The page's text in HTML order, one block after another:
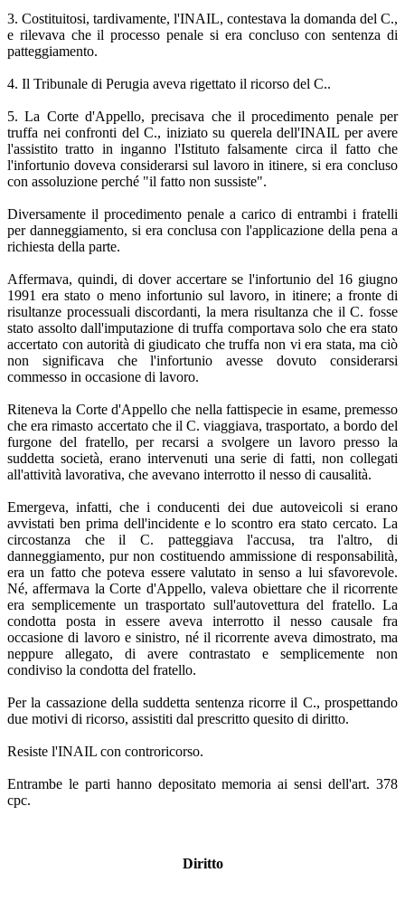
3. Costituitosi, tardivamente, l'INAIL, contestava la domanda del C.,
e rilevava che il processo penale si era concluso con sentenza di
patteggiamento.
4. Il Tribunale di Perugia aveva rigettato il ricorso del C..
5. La Corte d'Appello, precisava che il procedimento penale per
truffa nei confronti del C., iniziato su querela dell'INAIL per avere
l'assistito tratto in inganno l'Istituto falsamente circa il fatto che
l'infortunio doveva considerarsi sul lavoro in itinere, si era concluso
con assoluzione perché "il fatto non sussiste".
Diversamente il procedimento penale a carico di entrambi i fratelli
per danneggiamento, si era conclusa con l'applicazione della pena a
richiesta della parte.
Affermava, quindi, di dover accertare se l'infortunio del 16 giugno
1991 era stato o meno infortunio sul lavoro, in itinere; a fronte di
risultanze processuali discordanti, la mera risultanza che il C. fosse
stato assolto dall'imputazione di truffa comportava solo che era stato
accertato con autorità di giudicato che truffa non vi era stata, ma ciò
non significava che l'infortunio avesse dovuto considerarsi
commesso in occasione di lavoro.
Riteneva la Corte d'Appello che nella fattispecie in esame, premesso
che era rimasto accertato che il C. viaggiava, trasportato, a bordo del
furgone del fratello, per recarsi a svolgere un lavoro presso la
suddetta società, erano intervenuti una serie di fatti, non collegati
all'attività lavorativa, che avevano interrotto il nesso di causalità.
Emergeva, infatti, che i conducenti dei due autoveicoli si erano
avvistati ben prima dell'incidente e lo scontro era stato cercato. La
circostanza che il C. patteggiava l'accusa, tra l'altro, di
danneggiamento, pur non costituendo ammissione di responsabilità,
era un fatto che poteva essere valutato in senso a lui sfavorevole.
Né, affermava la Corte d'Appello, valeva obiettare che il ricorrente
era semplicemente un trasportato sull'autovettura del fratello. La
condotta posta in essere aveva interrotto il nesso causale fra
occasione di lavoro e sinistro, né il ricorrente aveva dimostrato, ma
neppure allegato, di avere contrastato e semplicemente non
condiviso la condotta del fratello.
Per la cassazione della suddetta sentenza ricorre il C., prospettando
due motivi di ricorso, assistiti dal prescritto quesito di diritto.
Resiste l'INAIL con controricorso.
Entrambe le parti hanno depositato memoria ai sensi dell'art. 378
cpc.
Diritto